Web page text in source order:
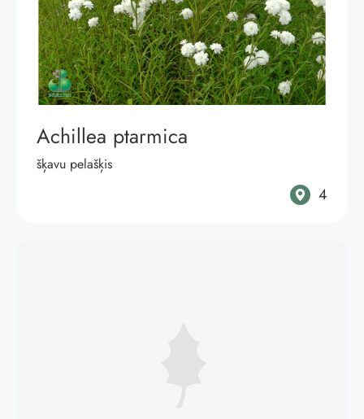
Achillea ptarmica
šķavu pelašķis
4